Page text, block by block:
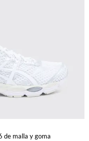
de malla y goma